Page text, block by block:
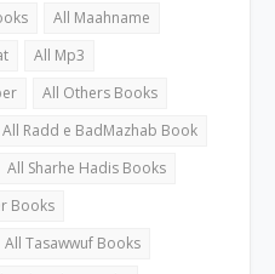
All Maahname
All Mp3
All Others Books
All Radd e BadMazhab Book
All Sharhe Hadis Books
Books
All Tasawwuf Books